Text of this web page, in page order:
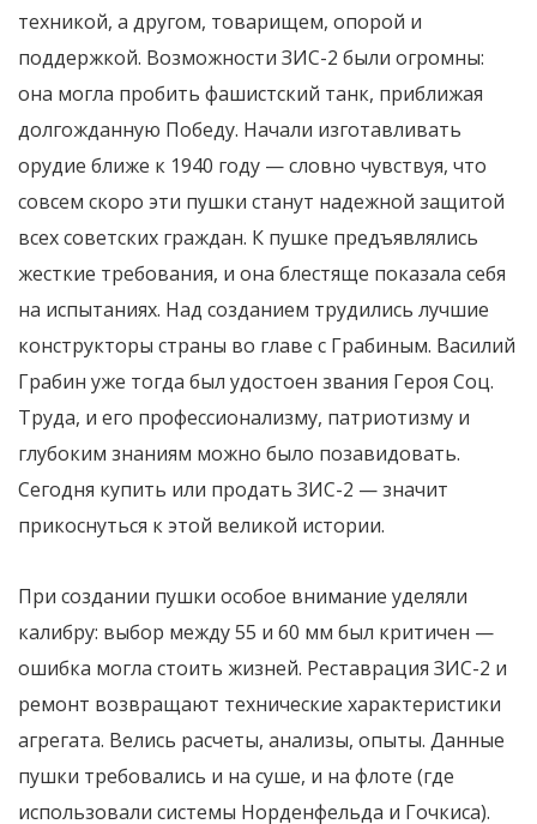
техникой, а другом, товарищем, опорой и
поддержкой. Возможности ЗИС-2 были огромны:
она могла пробить фашистский танк, приближая
долгожданную Победу. Начали изготавливать
орудие ближе к 1940 году — словно чувствуя, что
совсем скоро эти пушки станут надежной защитой
всех советских граждан. К пушке предъявлялись
жесткие требования, и она блестяще показала себя
на испытаниях. Над созданием трудились лучшие
конструкторы страны во главе с Грабиным. Василий
Грабин уже тогда был удостоен звания Героя Соц.
Труда, и его профессионализму, патриотизму и
глубоким знаниям можно было позавидовать.
Сегодня купить или продать ЗИС-2 — значит
прикоснуться к этой великой истории.
При создании пушки особое внимание уделяли
калибру: выбор между 55 и 60 мм был критичен —
ошибка могла стоить жизней. Реставрация ЗИС-2 и
ремонт возвращают технические характеристики
агрегата. Велись расчеты, анализы, опыты. Данные
пушки требовались и на суше, и на флоте (где
использовали системы Норденфельда и Гочкиса).